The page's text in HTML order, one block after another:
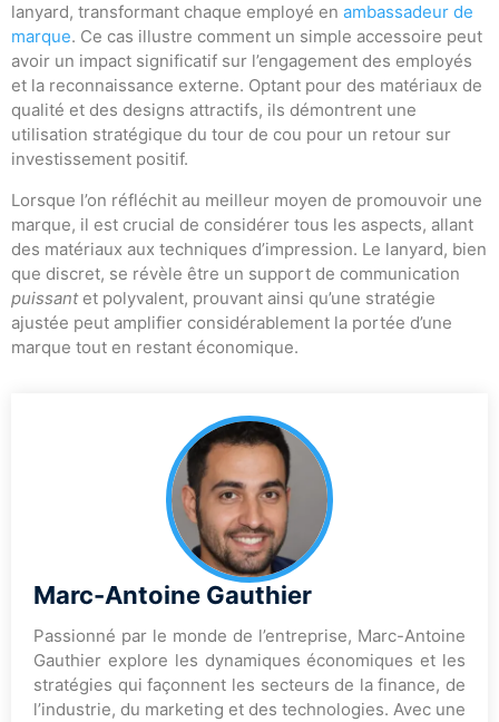
lanyard, transformant chaque employé en ambassadeur de
marque. Ce cas illustre comment un simple accessoire peut
avoir un impact significatif sur l’engagement des employés
et la reconnaissance externe. Optant pour des matériaux de
qualité et des designs attractifs, ils démontrent une
utilisation stratégique du tour de cou pour un retour sur
investissement positif.
Lorsque l’on réfléchit au meilleur moyen de promouvoir une
marque, il est crucial de considérer tous les aspects, allant
des matériaux aux techniques d’impression. Le lanyard, bien
que discret, se révèle être un support de communication
puissantet polyvalent, prouvant ainsi qu’une stratégie
ajustée peut amplifier considérablement la portée d’une
marque tout en restant économique.
Marc-Antoine Gauthier
Passionné par le monde de l’entreprise, Marc-Antoine
Gauthier explore les dynamiques économiques et les
stratégies qui façonnent les secteurs de la finance, de
l’industrie, du marketing et des technologies. Avec une